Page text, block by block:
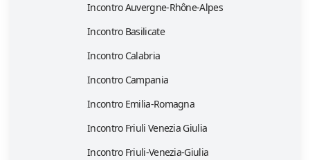
Incontro Auvergne-Rhône-Alpes
Incontro Basilicate
Incontro Calabria
Incontro Campania
Incontro Emilia-Romagna
Incontro Friuli Venezia Giulia
Incontro Friuli-Venezia-Giulia